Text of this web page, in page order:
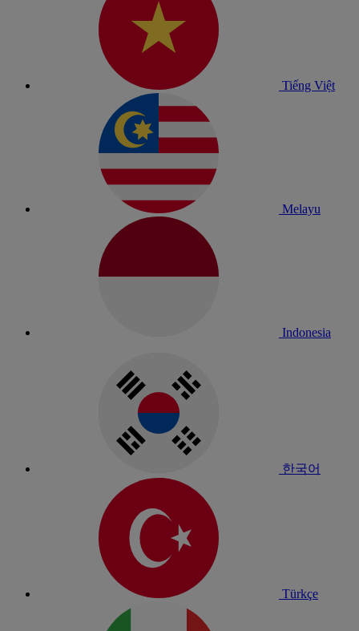
Tiếng Việt
Melayu
Indonesia
한국어
Türkçe